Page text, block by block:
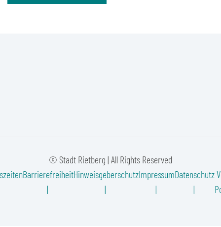
© Stadt Rietberg | All Rights Reserved
BarrierefreiheitHinweisgeberschutzImpressumDatenschutz